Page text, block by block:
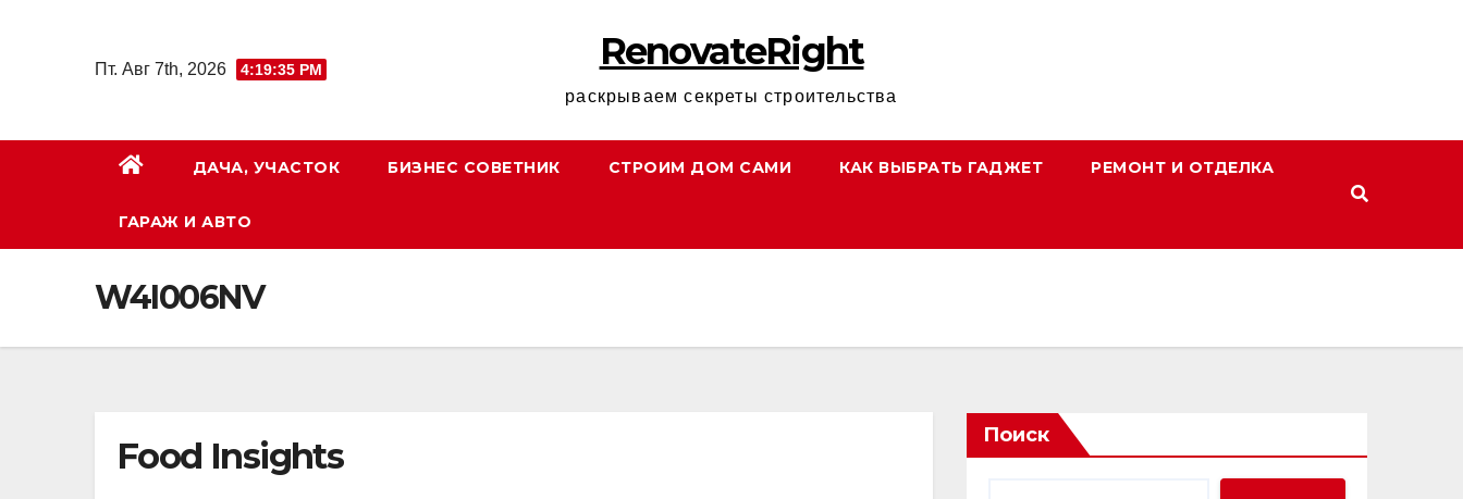
содержимому
Пт. Авг 7th, 2026 4:19:36 PM RenovateRight
раскрываем секреты строительства
ДАЧА, УЧАСТОК БИЗНЕС СОВЕТНИК СТРОИМ ДОМ САМИ КАК ВЫБРАТЬ ГАДЖЕТ РЕМОНТ И ОТДЕЛКА
ГАРАЖ И АВТО
W4I006NV
Food Insights Поиск